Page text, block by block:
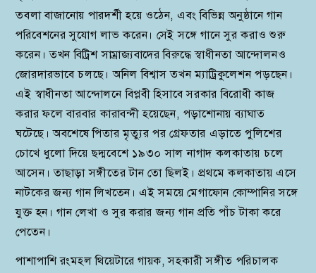
তবলা বাজানোয় পারদর্শী হয়ে ওঠেন, এবং বিভিন্ন অনুষ্ঠানে গান
পরিবেশনের সুযোগ লাভ করেন। সেই সঙ্গে গানে সুর করাও শুরু
করেন। তখন বিট্রিশ সাম্রাজ্যবাদের বিরুদ্ধে স্বাধীনতা আন্দোলনও
জোরদারভাবে চলছে। অনিল বিশ্বাস তখন ম্যাট্রিকুলেশন পড়ছেন।
এই স্বাধীনতা আন্দোলনে বিপ্লবী হিসাবে সরকার বিরোধী কাজ
করার ফলে বারবার কারাবন্দী হয়েছেন, পড়াশোনায় ব্যাঘাত
ঘটেছে। অবশেষে পিতার মৃত্যুর পর গ্রেফতার এড়াতে পুলিশের
চোখে ধুলো দিয়ে ছদ্মবেশে ১৯৩০ সাল নাগাদ কলকাতায় চলে
আসেন। তাছাড়া সঙ্গীতের টান তো ছিলই। প্রথমে কলকাতায় এসে
নাটকের জন্য গান লিখতেন। এই সময়ে মেগাফোন কোম্পানির সঙ্গে
যুক্ত হন। গান লেখা ও সুর করার জন্য গান প্রতি পাঁচ টাকা করে
পেতেন।
পাশাপাশি রংমহল থিয়েটারে গায়ক, সহকারী সঙ্গীত পরিচালক